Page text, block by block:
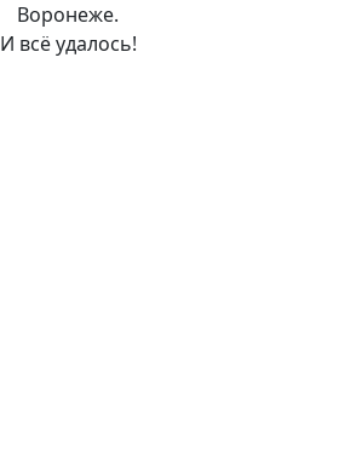
Воронеже.
И всё удалось!